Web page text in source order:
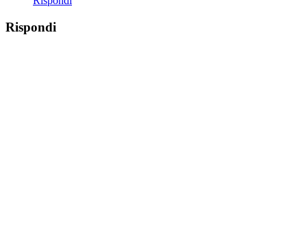
Rispondi